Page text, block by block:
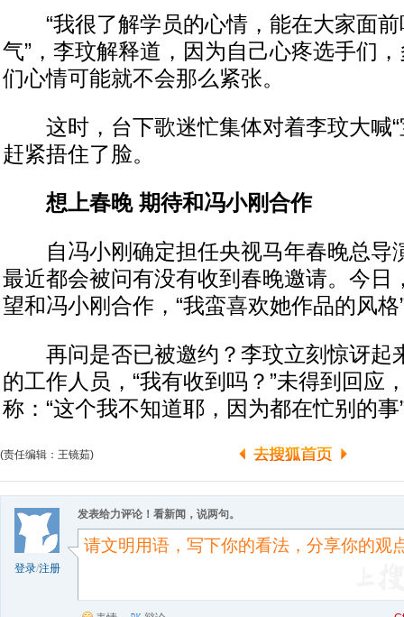
“我很了解学员的心情，能在大家面前
气”，李玟解释道，因为自己心疼选手们，
们心情可能就不会那么紧张。
这时，台下歌迷忙集体对着李玟大喊“
赶紧捂住了脸。
想上春晚 期待和冯小刚合作
自冯小刚确定担任央视马年春晚总导
最近都会被问有没有收到春晚邀请。今日
望和冯小刚合作，“我蛮喜欢她作品的风格
再问是否已被邀约？李玟立刻惊讶起
的工作人员，“我有收到吗？”未得到回应
称：“这个我不知道耶，因为都在忙别的事
(责任编辑：王镜茹)
登录/注册
发表给力评论！看新闻，说两句。